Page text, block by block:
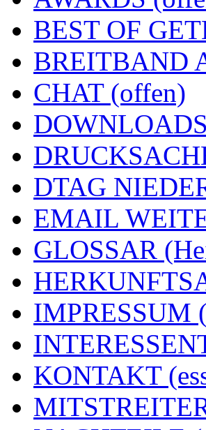
BEST OF
BREITBAND
CHAT (offen)
DTAG
EMAIL
GLOSSAR
IMPRESSUM
KONTAKT